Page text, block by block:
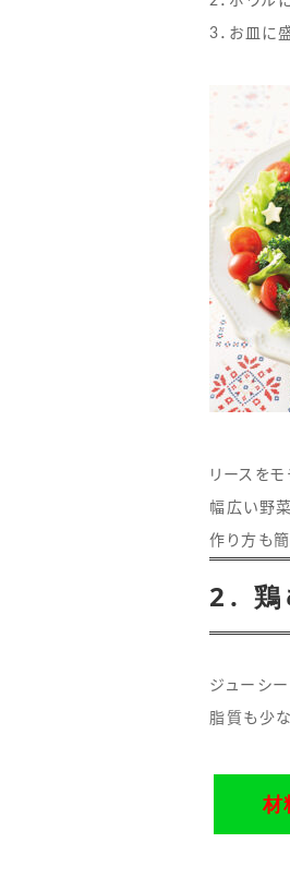
3．お皿に
リースを
幅広い野
作り方も簡
2. 鶏
ジューシ
脂質も少
材